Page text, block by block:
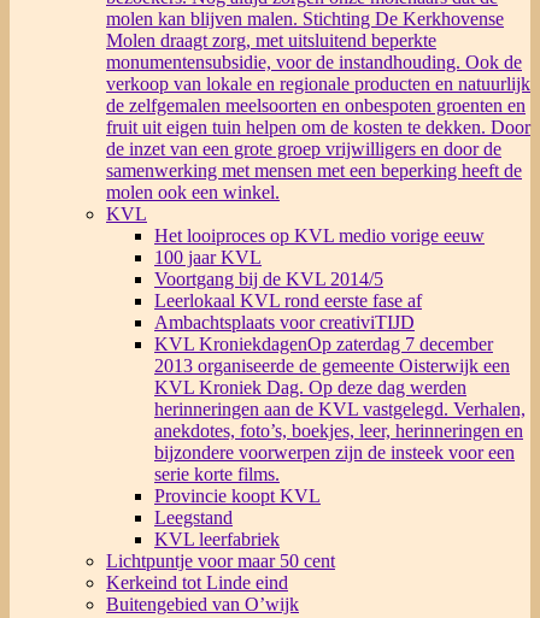
molen kan blijven malen. Stichting De Kerkhovense
Molen draagt zorg, met uitsluitend beperkte
monumentensubsidie, voor de instandhouding. Ook de
verkoop van lokale en regionale producten en natuurlijk
de zelfgemalen meelsoorten en onbespoten groenten en
fruit uit eigen tuin helpen om de kosten te dekken. Door
de inzet van een grote groep vrijwilligers en door de
samenwerking met mensen met een beperking heeft de
molen ook een winkel.
KVL
Het looiproces op KVL medio vorige eeuw
100 jaar KVL
Voortgang bij de KVL 2014/5
Leerlokaal KVL rond eerste fase af
Ambachtsplaats voor creativiTIJD
KVL KroniekdagenOp zaterdag 7 december
2013 organiseerde de gemeente Oisterwijk een
KVL Kroniek Dag. Op deze dag werden
herinneringen aan de KVL vastgelegd. Verhalen,
anekdotes, foto’s, boekjes, leer, herinneringen en
bijzondere voorwerpen zijn de insteek voor een
serie korte films.
Provincie koopt KVL
Leegstand
KVL leerfabriek
Lichtpuntje voor maar 50 cent
Kerkeind tot Linde eind
Buitengebied van O’wijk